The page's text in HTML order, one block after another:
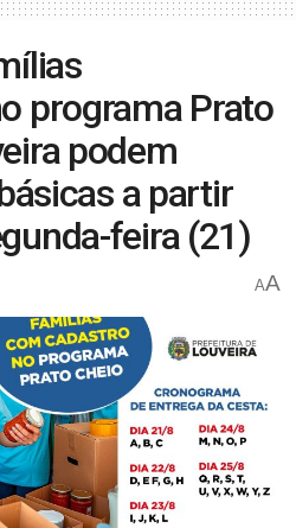
programa Prato
podem
a partir
feira (21)
AA